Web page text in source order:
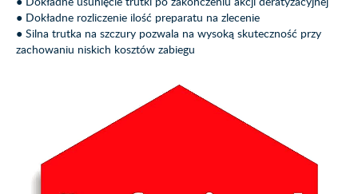
● Dokładne rozliczenie ilość preparatu na zlecenie
● Silna trutka na szczury pozwala na wysoką skuteczność przy
zachowaniu niskich kosztów zabiegu